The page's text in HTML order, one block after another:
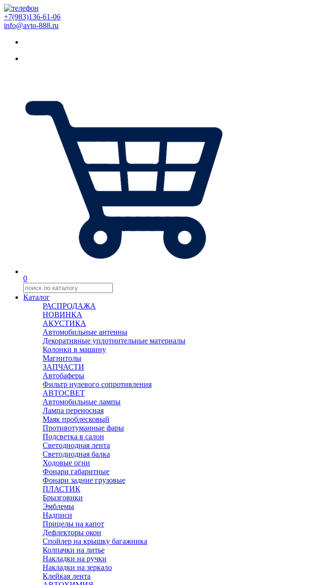
+7(983)136-61-06
info@avto-888.ru
0
Каталог
РАСПРОДАЖА
НОВИНКА
АКУСТИКА
Автомобильные антенны
Декоративные уплотнительные материалы
Колонки в машину
Магнитолы
ЗАПЧАСТИ
Автобаферы
Фильтр нулевого сопротивления
АВТОСВЕТ
Автомобильные лампы
Лампа переносная
Маяк проблесковый
Противотуманные фары
Подсветка в салон
Светодиодная лента
Светодиодная балка
Ходовые огни
Фонари габаритные
Фонари задние грузовые
ПЛАСТИК
Брызговики
Эмблемы
Надписи
Прицелы на капот
Дефлекторы окон
Спойлер на крышку багажника
Колпачки на литье
Накладки на ручки
Накладки на зеркало
Клейкая лента